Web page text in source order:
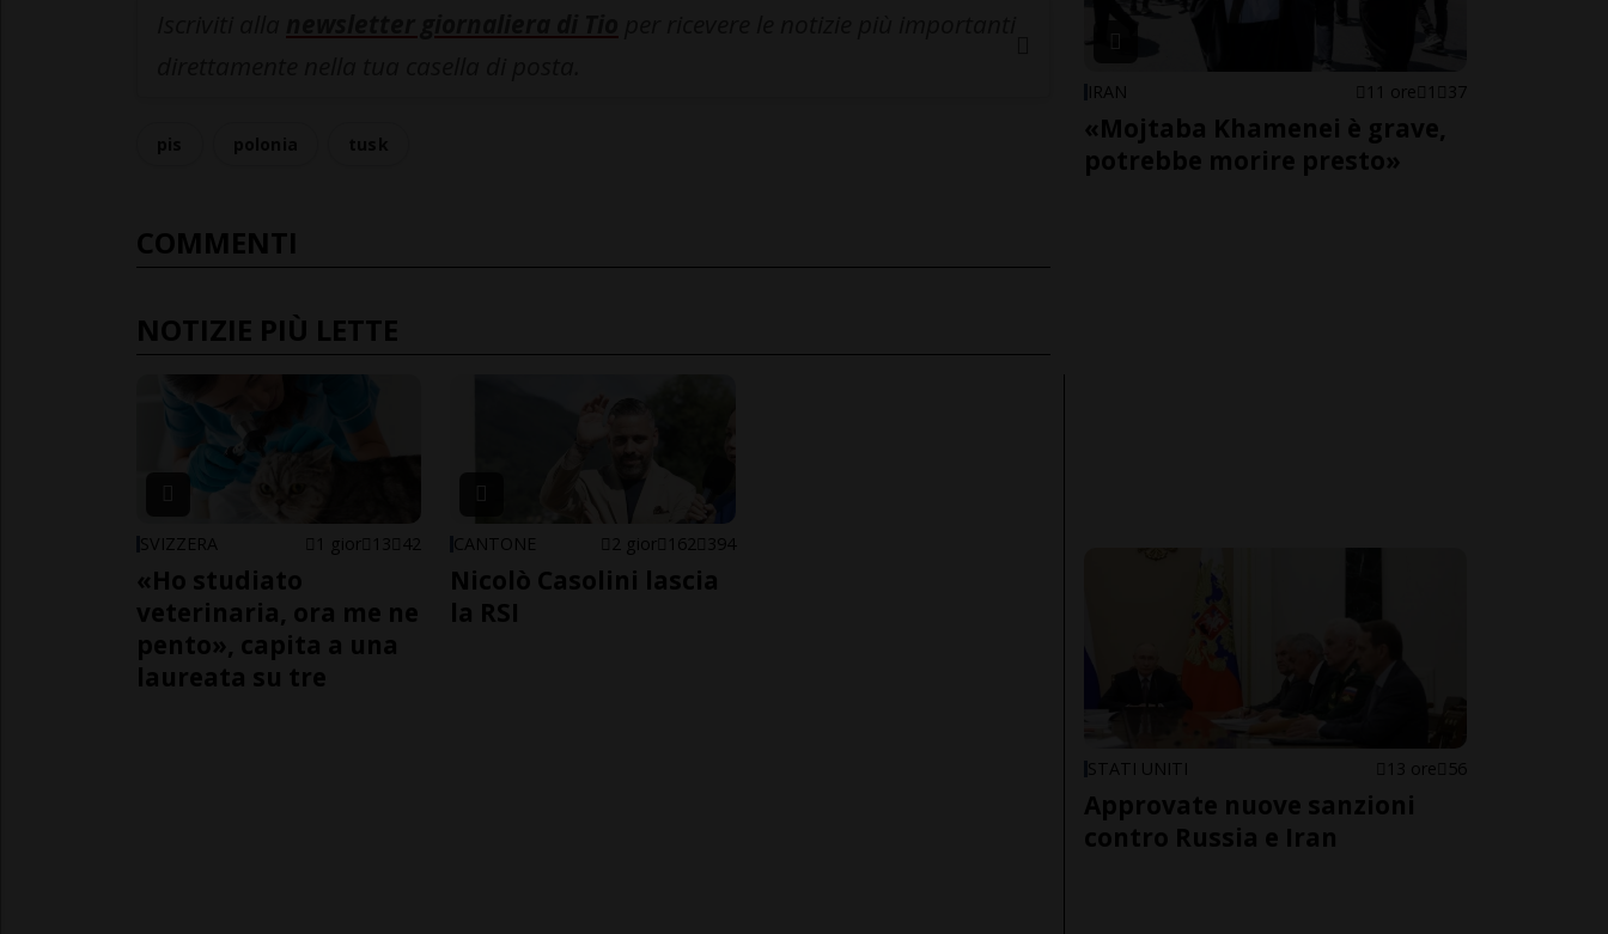
COMMENTI
NOTIZIE PIÙ LETTE
SVIZZERA 1 gior 13 42
«Ho studiato
veterinaria, ora me ne
pento», capita a una
laureata su tre
CANTONE 2 gior 162 394
Nicolò Casolini lascia
la RSI
IRAN 11 ore 1 37
«Mojtaba Khamenei è grave,
potrebbe morire presto»
STATI UNITI 13 ore 56
Approvate nuove sanzioni
contro Russia e Iran